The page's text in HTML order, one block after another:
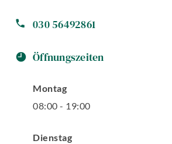
030 56492861
Öffnungszeiten
Montag
08:00 - 19:00
Dienstag